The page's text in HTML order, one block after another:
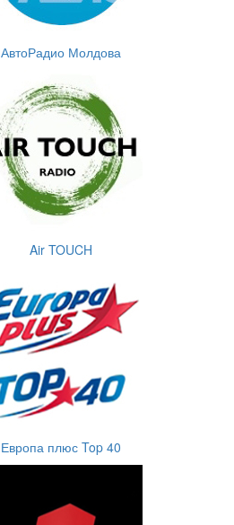
АвтоРадио Молдова
Air TOUCH
Европа плюс Top 40